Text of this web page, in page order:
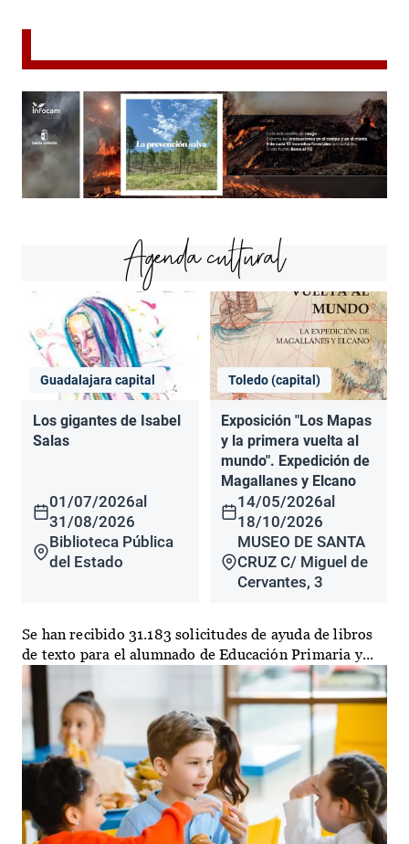
Agenda cultural
Guadalajara capital
Los gigantes de Isabel
Salas
01/07/2026al
31/08/2026
Biblioteca Pública
del Estado
Toledo (capital)
Exposición "Los Mapas
y la primera vuelta al
mundo". Expedición de
Magallanes y Elcano
14/05/2026al
18/10/2026
MUSEO DE SANTA
CRUZ C/ Miguel de
Cervantes, 3
Se han recibido 31.183 solicitudes de ayuda de libros
de texto para el alumnado de Educación Primaria y...